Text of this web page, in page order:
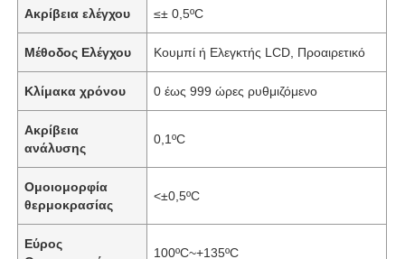
Ακρίβεια ελέγχου ≤± 0,5ºC
Μέθοδος Ελέγχου Κουμπί ή Ελεγκτής LCD, Προαιρετικό
Κλίμακα χρόνου 0 έως 999 ώρες ρυθμιζόμενο
Ακρίβεια
ανάλυσης
0,1ºC
Ομοιομορφία
θερμοκρασίας
<±0,5ºC
Εύρος
100ºC~+135ºC